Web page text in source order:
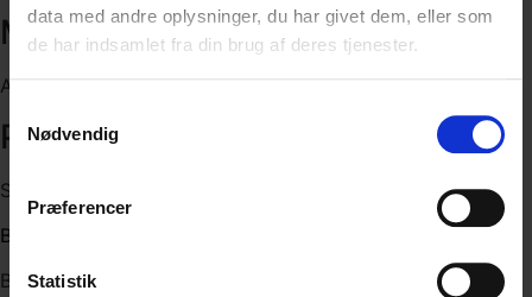
data med andre oplysninger, du har givet dem, eller som
de har indsamlet fra din brug af deres tjenester.
Nødvendig
Præferencer
Statistik
Motorcykel
Alle modeller
Pris
Skriv for tilbud.
Bestil jeres egen Motorcykel tur –
Bestil jeres egen Motorcykel tur med Vito MC Tours.